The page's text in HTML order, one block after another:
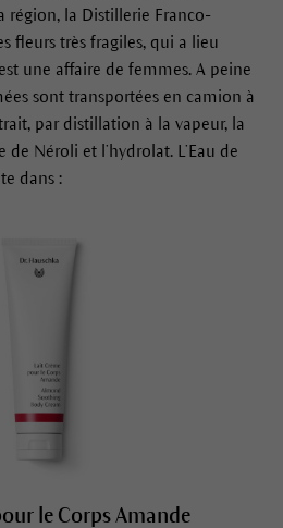
région, la Distillerie Franco-
fleurs très fragiles, qui a lieu
une affaire de femmes. A peine
sont transportées en camion à
par distillation à la vapeur, la
Néroli et l’hydrolat. L’Eau de
dans :
le Corps Amande